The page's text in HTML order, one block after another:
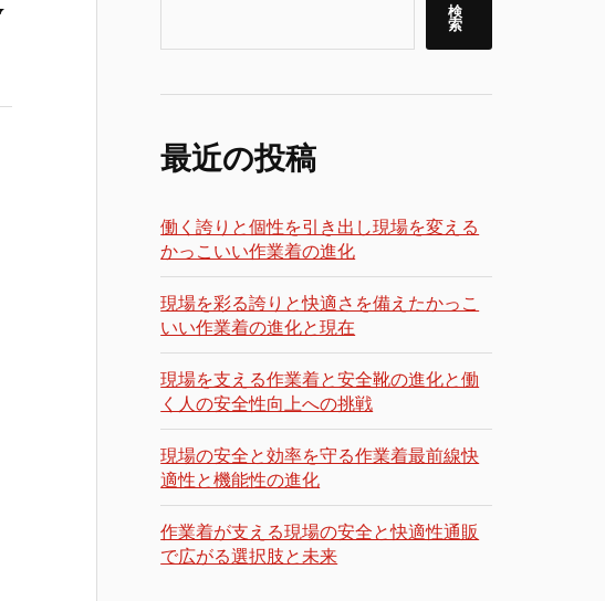
検
索
最近の投稿
働く誇りと個性を引き出し現場を変える
かっこいい作業着の進化
現場を彩る誇りと快適さを備えたかっこ
いい作業着の進化と現在
現場を支える作業着と安全靴の進化と働
く人の安全性向上への挑戦
現場の安全と効率を守る作業着最前線快
適性と機能性の進化
作業着が支える現場の安全と快適性通販
で広がる選択肢と未来